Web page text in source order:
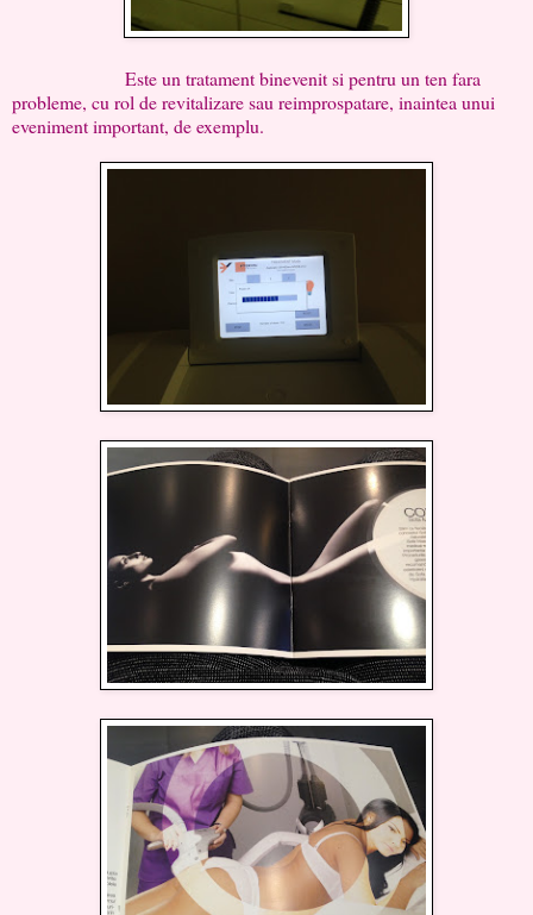
Este un tratament binevenit si pentru un ten fara
probleme, cu rol de revitalizare sau reimprospatare, inaintea unui
eveniment important, de exemplu.